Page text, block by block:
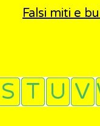
Falsi miti e